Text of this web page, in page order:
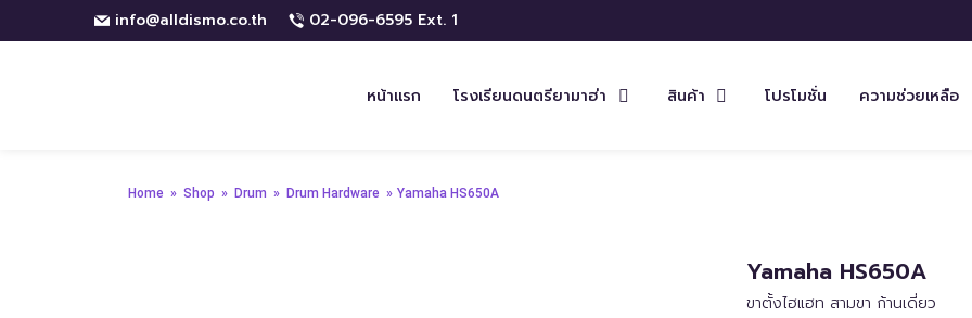
info@alldismo.co.th 02-096-6595 Ext. 1
หน้าแรก โรงเรียนดนตรียามาฮ่า สินค้า โปรโมชั่น ความช่วยเหลือ
Home » Shop » Drum » Drum Hardware » Yamaha HS650A
Yamaha HS650A
ขาตั้งไฮแฮท สามขา ก้านเดี่ยว